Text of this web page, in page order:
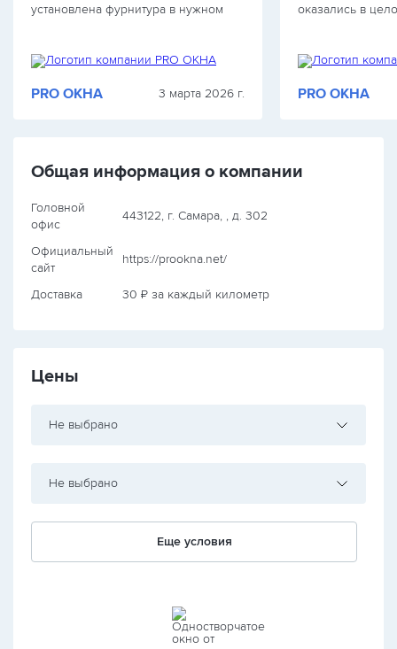
установлена фурнитура в нужном
зимой, цветы на окне замерзли. За
PRO ОКНА 3 марта 2026 г.
оказались в
PRO ОКНА
Общая информация о компании
Головной
офис
443122, г. Самара, , д. 302
Официальный
сайт
https://prookna.net/
Доставка 30 ₽ за каждый километр
Цены
Не выбрано
Не выбрано
Еще условия